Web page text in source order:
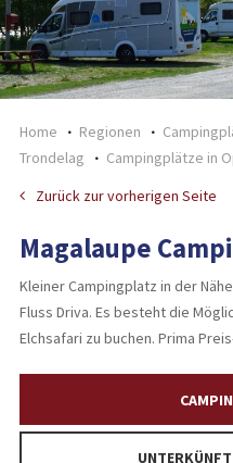
Home Regionen
Trondelag
Campingplätze in
Zurück zur vorherigen Seite
Magalaupe
Kleiner Campingplatz in der
Fluss Driva. Es besteht die
Elchsafari zu buchen. Prima